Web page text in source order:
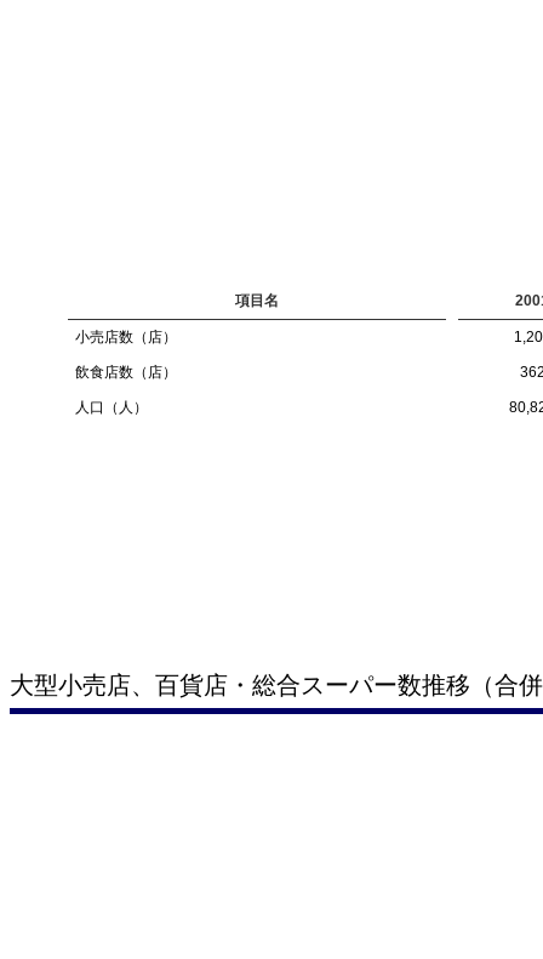
項目名
小売店数（店）
飲食店数（店）
人口（人）
大型小売店、百貨店・総合スーパー数推移（合